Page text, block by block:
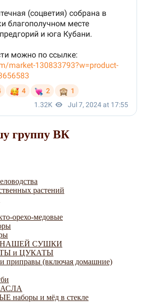
группу ВК
растений
орехо-медовые
НАШЕЙ СУШКИ
и ЦУКАТЫ
(включая домашние)
наборы и мёд в стекле